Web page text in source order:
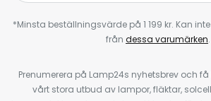
*Minsta beställningsvärde på 1 199 kr. Kan
från dessa varumärken.
Prenumerera på Lamp24s nyhetsbrev och
vårt stora utbud av lampor, fläktar,